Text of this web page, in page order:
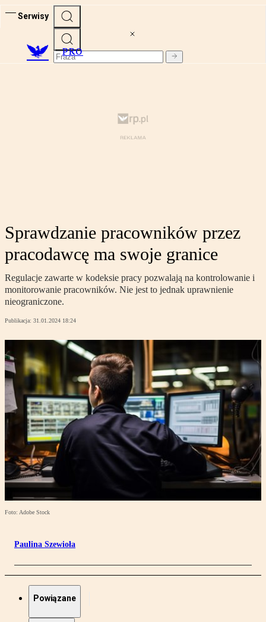
Serwisy
PRO
Sprawdzanie pracowników przez
pracodawcę ma swoje granice
Regulacje zawarte w kodeksie pracy pozwalają na kontrolowanie i
monitorowanie pracowników. Nie jest to jednak uprawnienie
nieograniczone.
Publikacja: 31.01.2024 18:24
Foto: Adobe Stock
Paulina Szewioła
Powiązane